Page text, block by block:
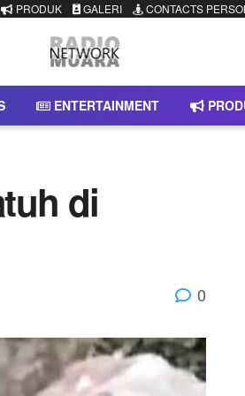
PRODUK GALERI CONTACTS
ENTERTAINMENT
di
0